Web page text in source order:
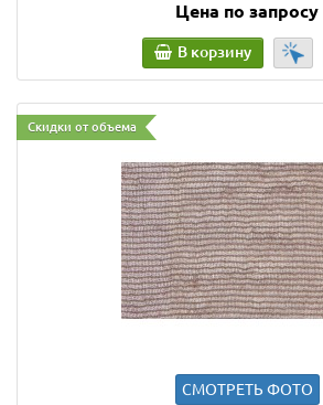
Цена по запросу
В корзину
Скидки от объема
СМОТРЕТЬ ФОТО